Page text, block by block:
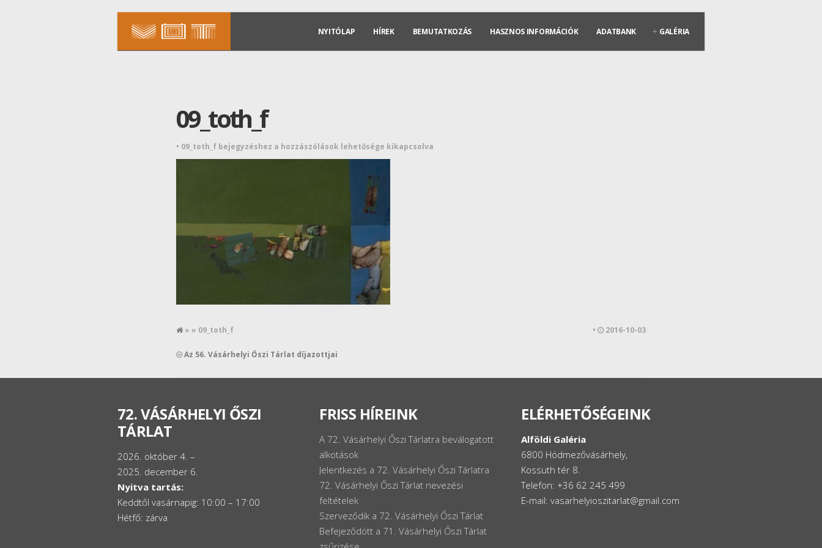
NYITÓLAP HÍREK BEMUTATKOZÁS HASZNOS INFORMÁCIÓK ADATBANK GALÉRIA
09_toth_f
• 09_toth_f bejegyzéshez a hozzászólások lehetősége kikapcsolva
» » 09_toth_f • 2016-10-03
Az 56. Vásárhelyi Őszi Tárlat díjazottjai
72. VÁSÁRHELYI ŐSZI
TÁRLAT
2026. október 4. –
2025. december 6.
Nyitva tartás:
Keddtől vasárnapig: 10:00 – 17:00
Hétfő: zárva
FRISS HÍREINK
A 72. Vásárhelyi Őszi Tárlatra beválogatott
alkotások
Jelentkezés a 72. Vásárhelyi Őszi Tárlatra
72. Vásárhelyi Őszi Tárlat nevezési
feltételek
Szerveződik a 72. Vásárhelyi Őszi Tárlat
Befejeződött a 71. Vásárhelyi Őszi Tárlat
ELÉRHETŐSÉGEINK
Alföldi Galéria
6800 Hódmezővásárhely,
Kossuth tér 8.
Telefon: +36 62 245 499
E-mail: vasarhelyioszitarlat@gmail.com